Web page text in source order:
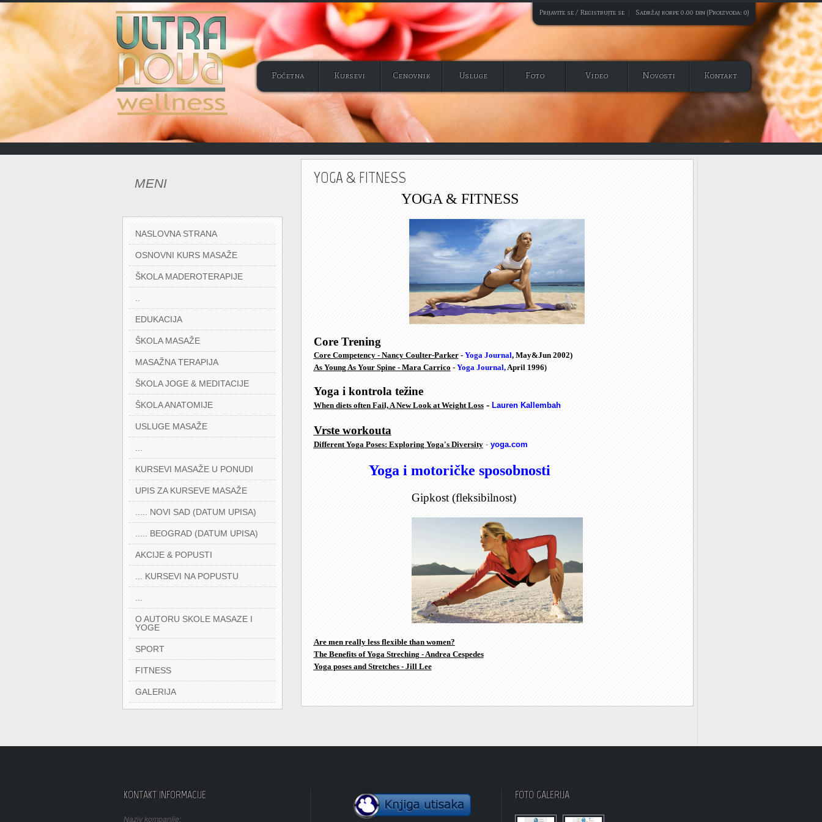
Prijavite se / Registrujte se | Sadržaj korpe 0.00 din (Proizvoda: 0)
Početna Kursevi Cenovnik Usluge Foto Video Novosti Kontakt
MENI
NASLOVNA STRANA
OSNOVNI KURS MASAŽE
ŠKOLA MADEROTERAPIJE
EDUKACIJA
ŠKOLA MASAŽE
MASAŽNA TERAPIJA
ŠKOLA JOGE & MEDITACIJE
ŠKOLA ANATOMIJE
USLUGE MASAŽE
KURSEVI MASAŽE U PONUDI
UPIS ZA KURSEVE MASAŽE
..... NOVI SAD (DATUM UPISA)
..... BEOGRAD (DATUM UPISA)
AKCIJE & POPUSTI
... KURSEVI NA POPUSTU
O AUTORU SKOLE MASAZE I
YOGE
SPORT
FITNESS
GALERIJA
YOGA & FITNESS
YOGA & FITNESS
Core Trening
Core Competency - Nancy Coulter-Parker- Yoga Journal, May&Jun 2002)
As Young As Your Spine - Mara Carrico - Yoga Journal,April 1996)
Yoga i kontrola težine
When diets often Fail, A New Look at Weight Loss- Lauren Kallembah
Vrste workouta
Different Yoga Poses: Exploring Yoga's Diversity- yoga.com
Yoga i motoričke sposobnosti
Gipkost (fleksibilnost)
Are men really less flexible than women?
The Benefits of Yoga Streching - Andrea Cespedes
Yoga poses and Stretches - Jill Lee
KONTAKT INFORMACIJE
Naziv kompanije:
FOTO GALERIJA